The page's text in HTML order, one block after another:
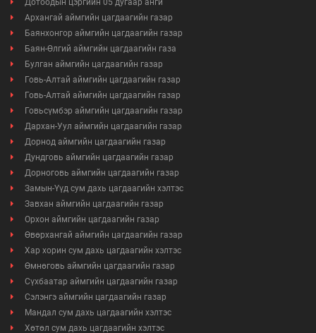
Дотоодын цэргийн 05 дугаар анги
Архангай аймгийн цагдаагийн газар
Баянхонгор аймгийн цагдаагийн газар
Баян-Өлгий аймгийн цагдаагийн газа
Булган аймгийн цагдаагийн газар
Говь-Алтай аймгийн цагдаагийн газар
Говь-Алтай аймгийн цагдаагийн газар
Говьсүмбэр аймгийн цагдаагийн газар
Дархан-Уул аймгийн цагдаагийн газар
Дорнод аймгийн цагдаагийн газар
Дундговь аймгийн цагдаагийн газар
Дорноговь аймгийн цагдаагийн газар
Замын-Үүд сум дахь цагдаагийн хэлтэс
Завхан аймгийн цагдаагийн газар
Орхон аймгийн цагдаагийн газар
Өвөрхангай аймгийн цагдаагийн газар
Хар хорин сум дахь цагдаагийн хэлтэс
Өмнөговь аймгийн цагдаагийн газар
Сүхбаатар аймгийн цагдаагийн газар
Сэлэнгэ аймгийн цагдаагийн газар
Мандал сум дахь цагдаагийн хэлтэс
Хөтөл сум дахь цагдаагийн хэлтэс